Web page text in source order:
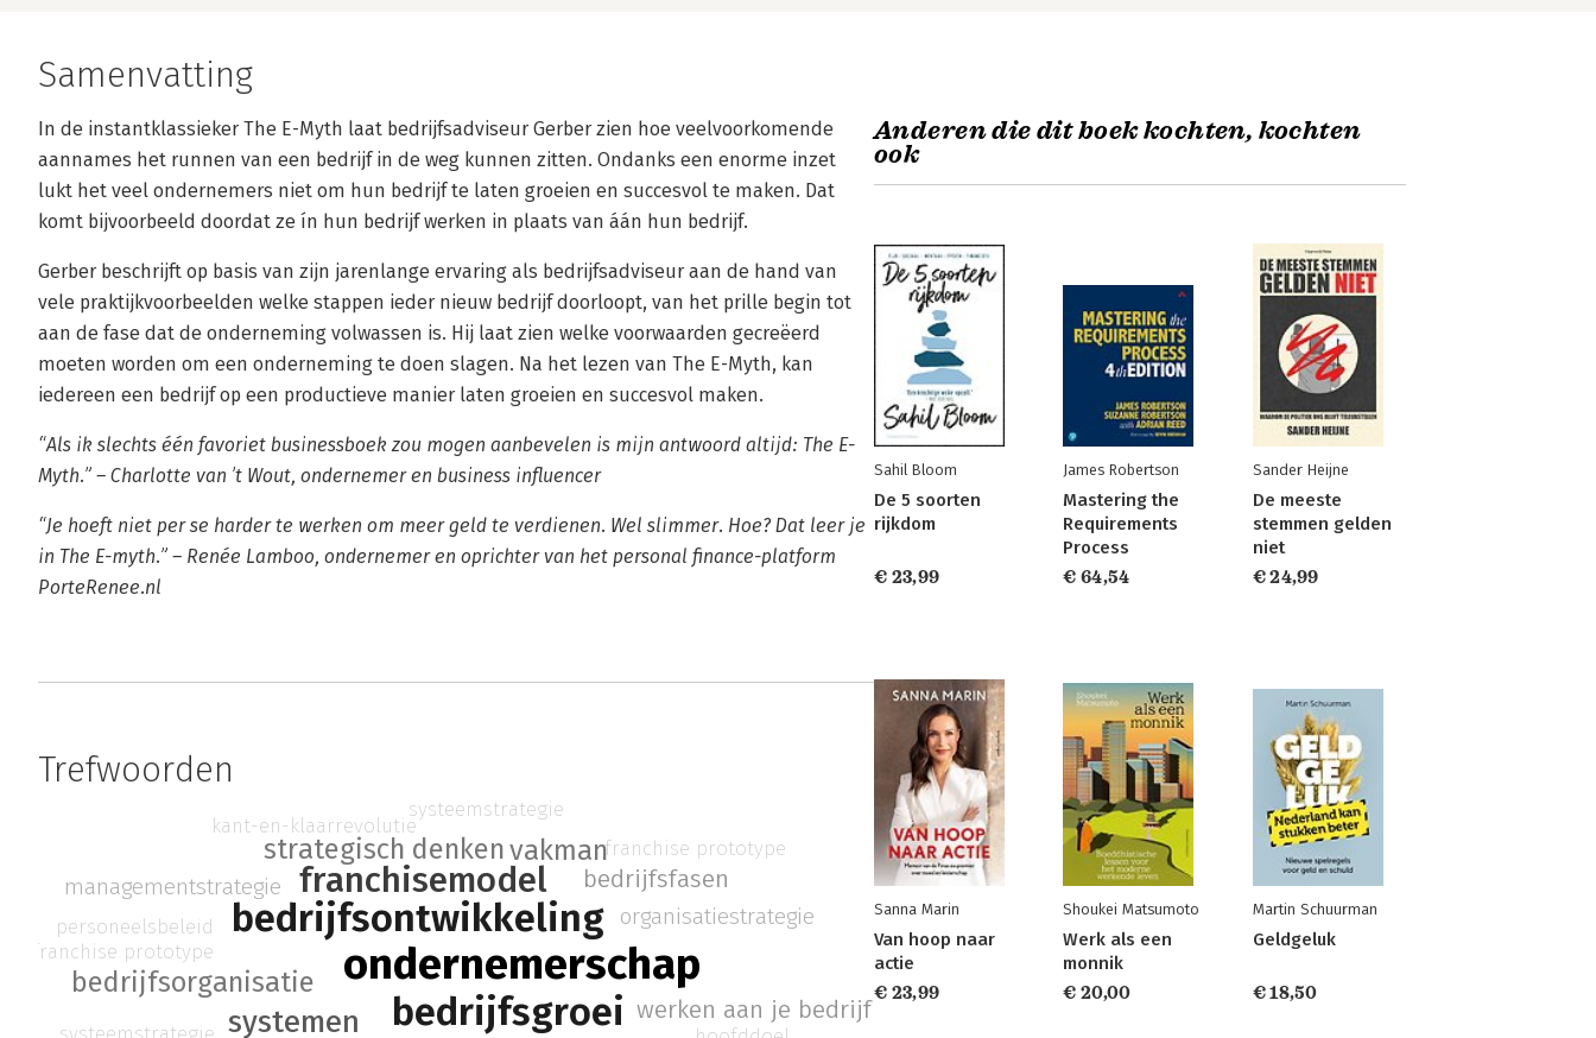
Samenvatting
In de instantklassieker­ The E-Myth laat bedrijfsadviseur Gerber zien hoe veelvoorkomende
aannames het runnen van een bedrijf in de weg kunnen zitten. Ondanks een enorme inzet
lukt het veel ondernemers niet om hun bedrijf te laten groeien en succesvol te maken. Dat
komt bijvoorbeeld doordat ze ín hun bedrijf werken in plaats van áán hun bedrijf.
Gerber beschrijft op basis van zijn jarenlange ervaring als bedrijfsadviseur aan de hand van
vele praktijkvoorbeelden welke stappen ieder nieuw bedrijf doorloopt, van het prille begin tot
aan de fase dat de onderneming volwassen is. Hij laat zien welke voorwaarden gecreëerd
moeten worden om een onderneming te doen slagen. Na het lezen van The E-Myth, kan
iedereen een bedrijf op een productieve manier laten groeien en succesvol maken.
“Als ik slechts één favoriet businessboek zou mogen aanbevelen is mijn antwoord altijd: The E-
Myth.” – Charlotte van ’t Wout, ondernemer en business influencer
“Je hoeft niet per se harder te werken om meer geld te verdienen. Wel slimmer. Hoe? Dat leer je
in The E-myth.” – Renée Lamboo, ondernemer en oprichter van het personal finance-platform
PorteRenee.nl
Trefwoorden
ondernemerschap
bedrijfsgroei
bedrijfsontwikkeling
franchisemodel
systemen
bedrijfsorganisatie
strategisch denkenvakman
werken aan je bedrijf
bedrijfsfasen
organisatiestrategie
managementstrategie
franchise prototype
kant-en-klaarrevolutie
personeelsbeleid
systeemstrategie
franchise prototype
Anderen die dit boek kochten, kochten
ook
Sahil Bloom
De 5 soorten
rijkdom
€ 23,99
James Robertson
Mastering the
Requirements
Process
€ 64,54
Sander Heijne
De meeste
stemmen gelden
niet
€ 24,99
Sanna Marin
Van hoop naar
actie
€ 23,99
Shoukei Matsumoto
Werk als een
monnik
€ 20,00
Martin Schuurman
Geldgeluk
€ 18,50